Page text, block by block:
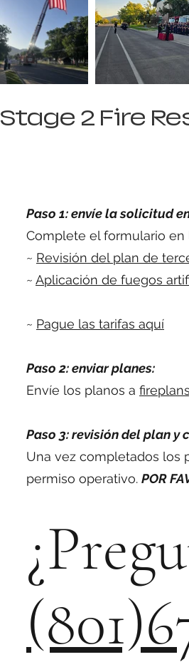
Stage 2 Fire
Paso 1: envíe la solicitud
Complete el formulario en
~ Revisión del plan de
~ Aplicación de fuegos
~ Pague las tarifas aquí
Paso 2: enviar planes:
Envíe los planos a
Paso 3: revisión del plan
Una vez completados los
permiso operativo. POR